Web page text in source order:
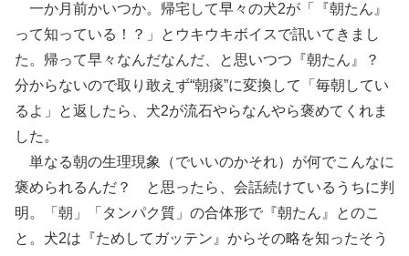
一か月前かいつか。帰宅して早々の犬2が「『朝たん』
って知っている！？」とウキウキボイスで訊いてきまし
た。帰って早々なんだなんだ、と思いつつ『朝たん』？
分からないので取り敢えず“朝痰”に変換して「毎朝してい
るよ」と返したら、犬2が流石やらなんやら褒めてくれま
した。
単なる朝の生理現象（でいいのかそれ）が何でこんなに
褒められるんだ？ と思ったら、会話続けているうちに判
明。「朝」「タンパク質」の合体形で『朝たん』とのこ
と。犬2は『ためしてガッテン』からその略を知ったそう